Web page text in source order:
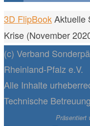
Start
3D FlipBookAktuelle
Krise (November
(c) Verband
Rheinland-Pfalz e.V.
Alle Inhalte
Technische
Präsentiert